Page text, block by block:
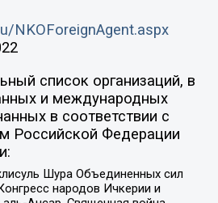
NKOForeignAgent.aspx
список организаций, в
и международных
в соответствии с
Российской Федерации
Шура Объединенных сил
народов Ичкерии и